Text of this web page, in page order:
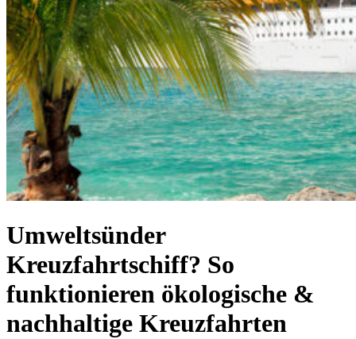
Umweltsünder
Kreuzfahrtschiff? So
funktionieren ökologische &
nachhaltige Kreuzfahrten